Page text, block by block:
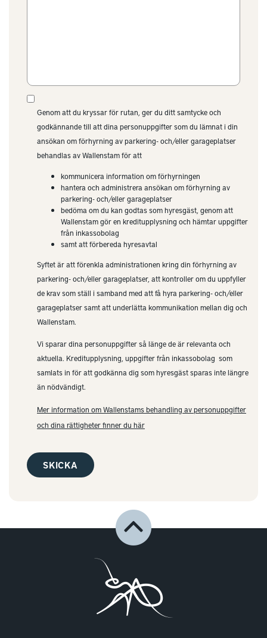
Genom att du kryssar för rutan, ger du ditt samtycke och
godkännande till att dina personuppgifter som du lämnat i din
ansökan om förhyrning av parkering- och/eller garageplatser
behandlas av Wallenstam för att
kommunicera information om förhyrningen
hantera och administrera ansökan om förhyrning av
parkering- och/eller garageplatser
bedöma om du kan godtas som hyresgäst, genom att
Wallenstam gör en kreditupplysning och hämtar uppgifter
från inkassobolag
samt att förbereda hyresavtal
Syftet är att förenkla administrationen kring din förhyrning av
parkering- och/eller garageplatser, att kontroller om du uppfyller
de krav som ställ i samband med att få hyra parkering- och/eller
garageplatser samt att underlätta kommunikation mellan dig och
Wallenstam.
Vi sparar dina personuppgifter så länge de är relevanta och
aktuella. Kreditupplysning, uppgifter från inkassobolag som
samlats in för att godkänna dig som hyresgäst sparas inte längre
än nödvändigt.
Mer information om Wallenstams behandling av personuppgifter
och dina rättigheter finner du här